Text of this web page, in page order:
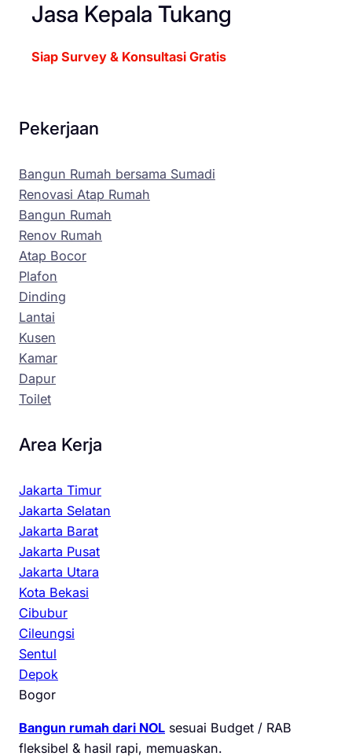
Jasa Kepala Tukang
Siap Survey & Konsultasi Gratis
Pekerjaan
Bangun Rumah bersama Sumadi
Renovasi Atap Rumah
Bangun Rumah
Renov Rumah
Atap Bocor
Plafon
Dinding
Lantai
Kusen
Kamar
Dapur
Toilet
Area Kerja
Jakarta Timur
Jakarta Selatan
Jakarta Barat
Jakarta Pusat
Jakarta Utara
Kota Bekasi
Cibubur
Cileungsi
Sentul
Depok
Bogor
Bangun rumah dari NOL sesuai Budget / RAB
fleksibel & hasil rapi, memuaskan.